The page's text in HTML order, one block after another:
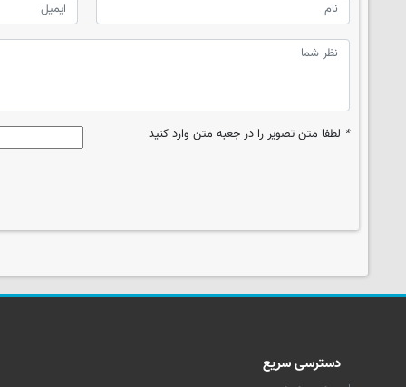
* لطفا متن تصویر را در جعبه متن وارد کنید
دسترسی سریع